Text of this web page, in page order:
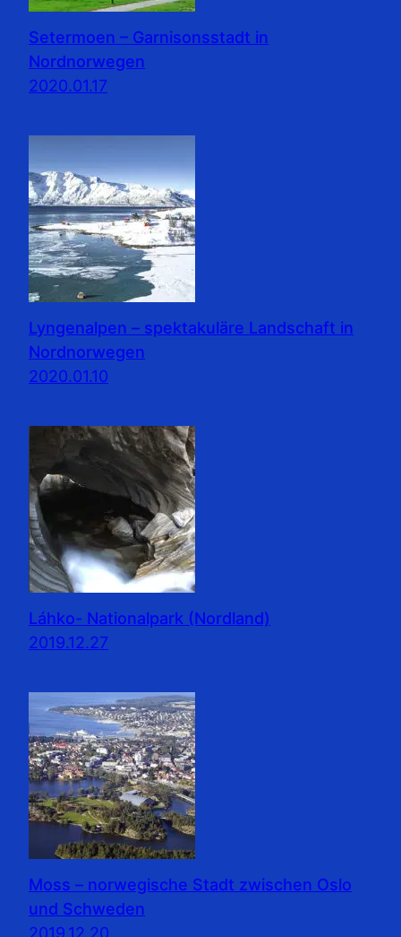
Setermoen – Garnisonsstadt in
Nordnorwegen
2020.01.17
Lyngenalpen – spektakuläre Landschaft in
Nordnorwegen
2020.01.10
Láhko- Nationalpark (Nordland)
2019.12.27
Moss – norwegische Stadt zwischen Oslo
und Schweden